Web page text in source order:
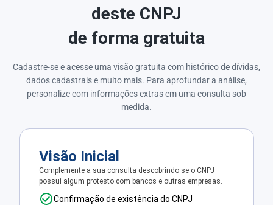
deste CNPJ
de forma gratuita
Cadastre-se e acesse uma visão gratuita com histórico de dívidas,
dados cadastrais e muito mais. Para aprofundar a análise,
personalize com informações extras em uma consulta sob
medida.
Visão Inicial
Complemente a sua consulta descobrindo se o CNPJ
possui algum protesto com bancos e outras empresas.
Confirmação de existência do CNPJ